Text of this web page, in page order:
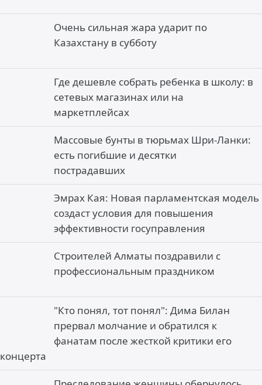
Очень сильная жара ударит по
Казахстану в субботу
Где дешевле собрать ребенка в школу: в
сетевых магазинах или на
маркетплейсах
Массовые бунты в тюрьмах Шри-Ланки:
есть погибшие и десятки
пострадавших
Эмрах Кая: Новая парламентская модель
создаст условия для повышения
эффективности госуправления
Строителей Алматы поздравили с
профессиональным праздником
"Кто понял, тот понял": Дима Билан
прервал молчание и обратился к
фанатам после жесткой критики его
концерта